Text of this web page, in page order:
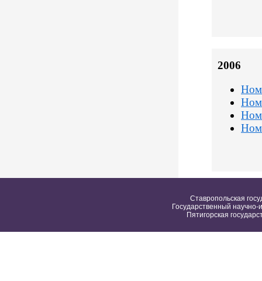
2006
Ставропольская
Государственный научно-
Пятигорская